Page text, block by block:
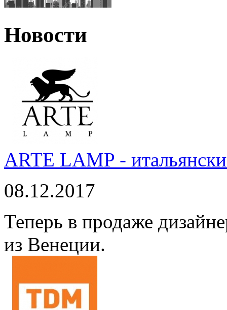
Новости
ARTE LAMP -
08.12.2017
Теперь в продаже
из Венеции.